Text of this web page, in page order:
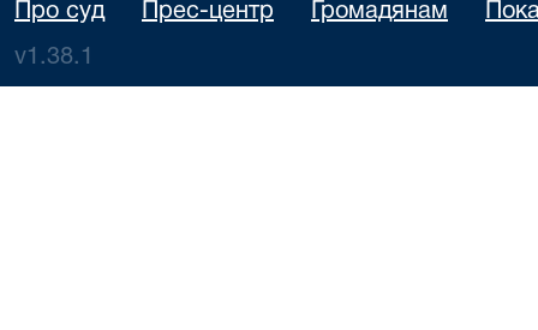
Про суд Прес-центр Громадянам
v1.38.1